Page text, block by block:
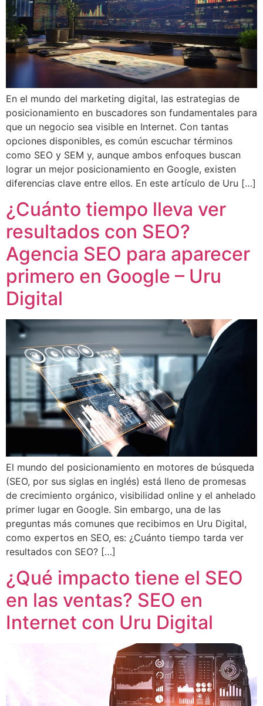
En el mundo del marketing digital, las estrategias de
posicionamiento en buscadores son fundamentales para
que un negocio sea visible en Internet. Con tantas
opciones disponibles, es común escuchar términos
como SEO y SEM y, aunque ambos enfoques buscan
lograr un mejor posicionamiento en Google, existen
diferencias clave entre ellos. En este artículo de Uru […]
¿Cuánto tiempo lleva ver
resultados con SEO?
Agencia SEO para aparecer
primero en Google – Uru
Digital
El mundo del posicionamiento en motores de búsqueda
(SEO, por sus siglas en inglés) está lleno de promesas
de crecimiento orgánico, visibilidad online y el anhelado
primer lugar en Google. Sin embargo, una de las
preguntas más comunes que recibimos en Uru Digital,
como expertos en SEO, es: ¿Cuánto tiempo tarda ver
resultados con SEO? […]
¿Qué impacto tiene el SEO
en las ventas? SEO en
Internet con Uru Digital